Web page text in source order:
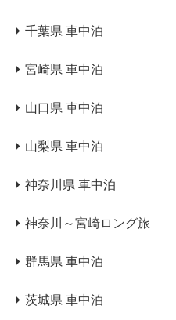
千葉県 車中泊
宮崎県 車中泊
山口県 車中泊
山梨県 車中泊
神奈川県 車中泊
神奈川～宮崎ロング旅
群馬県 車中泊
茨城県 車中泊